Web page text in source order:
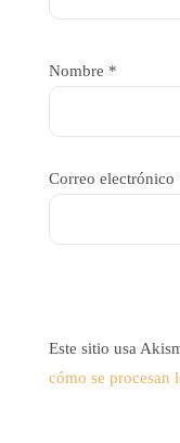
Nombre *
Correo electrónico
Este sitio usa
cómo se procesan